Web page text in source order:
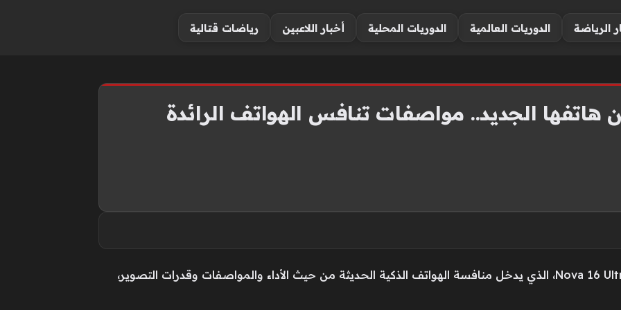
الرياضة الدوريات العالمية الدوريات المحلية أخبار اللاعبين رياضات قتالية
الجديد.. مواصفات تنافس الهواتف الرائدة
أعلنت شركة هواوي عن هاتفها الجديد Nova 16 Ultra، الذي يدخل منافسة الهواتف الذكية الحديثة من حيث الأداء والمواصفات وقدرات التصوير،